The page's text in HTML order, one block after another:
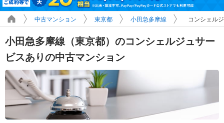
中古マンション 東京都 小田急多摩線 コンシェル
小田急多摩線（東京都）のコンシェルジュサー
ビスありの中古マンション